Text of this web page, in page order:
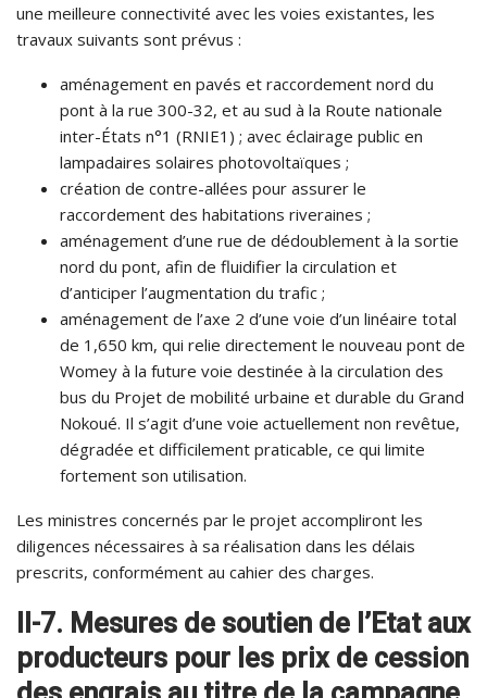
une meilleure connectivité avec les voies existantes, les
travaux suivants sont prévus :
aménagement en pavés et raccordement nord du
pont à la rue 300-32, et au sud à la Route nationale
inter-États n°1 (RNIE1) ; avec éclairage public en
lampadaires solaires photovoltaïques ;
création de contre-allées pour assurer le
raccordement des habitations riveraines ;
aménagement d’une rue de dédoublement à la sortie
nord du pont, afin de fluidifier la circulation et
d’anticiper l’augmentation du trafic ;
aménagement de l’axe 2 d’une voie d’un linéaire total
de 1,650 km, qui relie directement le nouveau pont de
Womey à la future voie destinée à la circulation des
bus du Projet de mobilité urbaine et durable du Grand
Nokoué. Il s’agit d’une voie actuellement non revêtue,
dégradée et difficilement praticable, ce qui limite
fortement son utilisation.
Les ministres concernés par le projet accompliront les
diligences nécessaires à sa réalisation dans les délais
prescrits, conformément au cahier des charges.
II-7. Mesures de soutien de l’Etat aux
producteurs pour les prix de cession